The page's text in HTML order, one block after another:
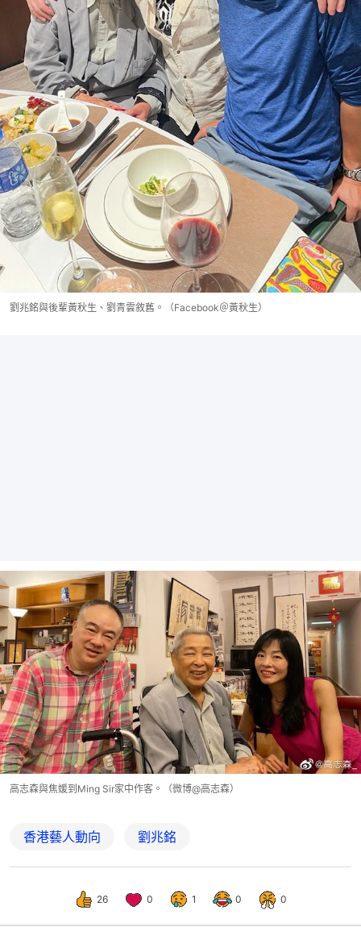
劉兆銘與後輩黃秋生、劉青雲敘舊。（Facebook＠黃秋生）
高志森與焦媛到Ming Sir家中作客。（微博@高志森）
香港藝人動向 劉兆銘
26 0 1 0 0